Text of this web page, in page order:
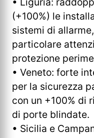
(+100%) le
sistemi di
particolare
protezione
• Veneto: forte
per la sicurezza
con un +100% di
di porte blindate.
• Sicilia e